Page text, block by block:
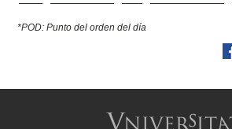
*POD: Punto del orden del día